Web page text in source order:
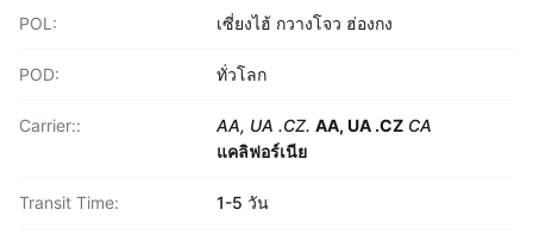
POL: เซี่ยงไฮ้ กวางโจว ฮ่องกง
POD: ทั่วโลก
Carrier:: AA, UA .CZ. AA, UA .CZ CA
แคลิฟอร์เนีย
Transit Time: 1-5 วัน